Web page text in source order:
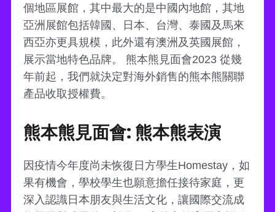
個地區展館，其中最大的是中國內地館，其地
亞洲展館包括韓國、日本、台灣、泰國及馬來
西亞亦更具規模，此外還有澳洲及英國展館，
展示當地特色品牌。 熊本熊見面會2023 從幾
年前起，我們就決定對海外銷售的熊本熊關聯
產品收取授權費。
熊本熊見面會: 熊本熊表演
因疫情今年度尚未恢復日方學生Homestay，如
果有機會，學校學生也願意擔任接待家庭，更
深入認識日本朋友與生活文化，讓國際交流成